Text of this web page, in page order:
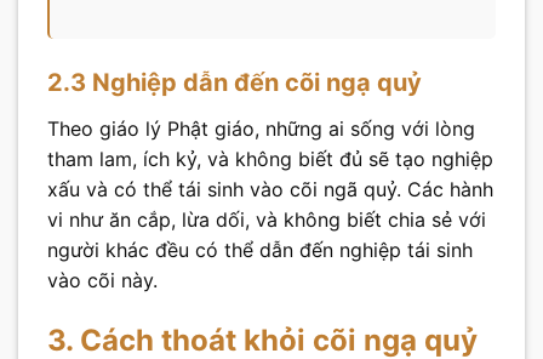
2.3 Nghiệp dẫn đến cõi ngạ quỷ
Theo giáo lý Phật giáo, những ai sống với lòng
tham lam, ích kỷ, và không biết đủ sẽ tạo nghiệp
xấu và có thể tái sinh vào cõi ngã quỷ. Các hành
vi như ăn cắp, lừa dối, và không biết chia sẻ với
người khác đều có thể dẫn đến nghiệp tái sinh
vào cõi này.
3. Cách thoát khỏi cõi ngạ quỷ